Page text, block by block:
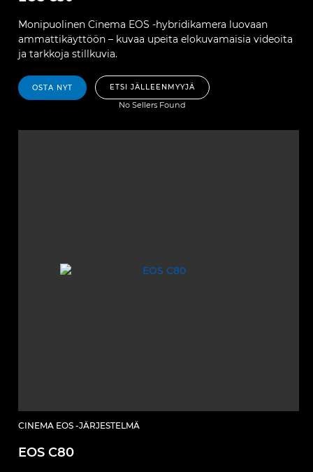
Monipuolinen Cinema EOS -hybridikamera luovaan
ammattikäyttöön – kuvaa upeita elokuvamaisia videoita
ja tarkkoja stillkuvia.
OSTA NYT ETSI JÄLLEENMYYJÄ
No Sellers Found
CINEMA EOS -JÄRJESTELMÄ
EOS C80